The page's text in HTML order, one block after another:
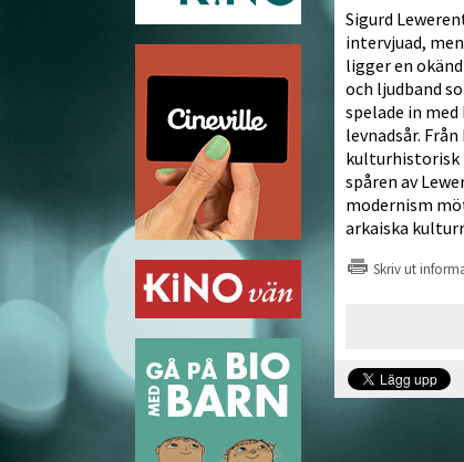
Sigurd
intervjuad,
ligger en
och ljudband
spelade in
levnadsår.
kulturhistorisk
spåren av
modernism
arkaiska
Skriv ut